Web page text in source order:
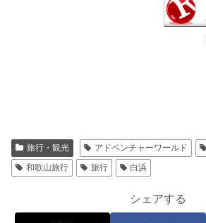
旅行・観光 アドベンチャーワールド
和歌山旅行
旅行 白浜
シェアする